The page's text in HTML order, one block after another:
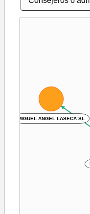
MIGUEL ANGEL LASECA SL